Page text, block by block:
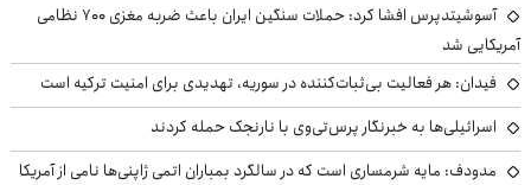
آسوشیتدپرس افشا کرد: حملات سنگین ایران باعث ضربه مغزی ۷۰۰ نظامی
آمریکایی شد
فیدان: هر فعالیت بی‌ثبات‌کننده در سوریه، تهدیدی برای امنیت ترکیه است
اسرائیلی‌ها به خبرنگار پرس‌تی‌وی با نارنجک حمله کردند
مدودف: مایه شرمساری است که در سالگرد بمباران اتمی ژاپنی‌ها نامی از آمریکا